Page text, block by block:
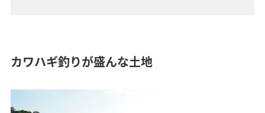
カワハギ釣りが盛んな土地